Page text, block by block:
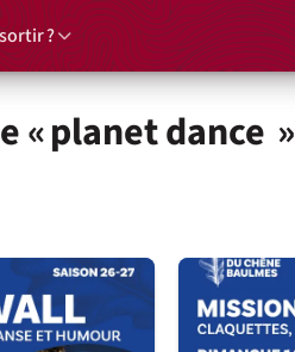
?
« planet dance »